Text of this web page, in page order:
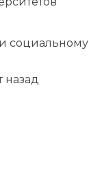
социальному
назад